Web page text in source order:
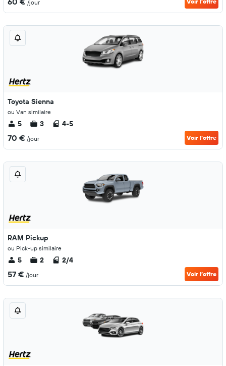
/jour
Toyota Sienna
ou Van similaire
5 3 4-5
70 € /jour Voir l’offre
RAM Pickup
ou Pick-up similaire
5 2 2/4
57 € /jour Voir l’offre